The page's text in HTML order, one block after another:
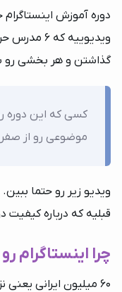
ویدیوییه
گذاشتن و هر بخشی
کسی که این دوره
موضوعی رو از صفر
ویدیو زیر رو حتما
قبلیه که درباره
چرا اینستاگرام